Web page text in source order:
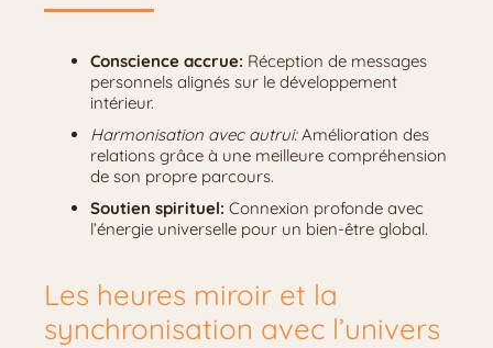
Conscience accrue: Réception de messages
personnels alignés sur le développement
intérieur.
Harmonisation avec autrui:Amélioration des
relations grâce à une meilleure compréhension
de son propre parcours.
Soutien spirituel: Connexion profonde avec
l’énergie universelle pour un bien-être global.
Les heures miroir et la
synchronisation avec l’univers